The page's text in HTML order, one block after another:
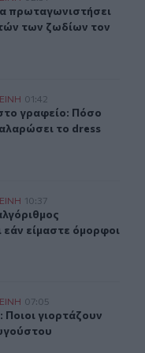
πρωταγωνιστήσει
πρωταγωνιστήσει
των ζωδίων τον
να χαλαρώσει το
01:42
γραφείο: Πόσο
γραφείο: Πόσο
το dress
εάν είμαστε όμορφοι
10:37
απόφασίζει
εάν είμαστε όμορφοι
6 Αυγούστου
07:05
Ποιοι γιορτάζουν
Ποιοι γιορτάζουν